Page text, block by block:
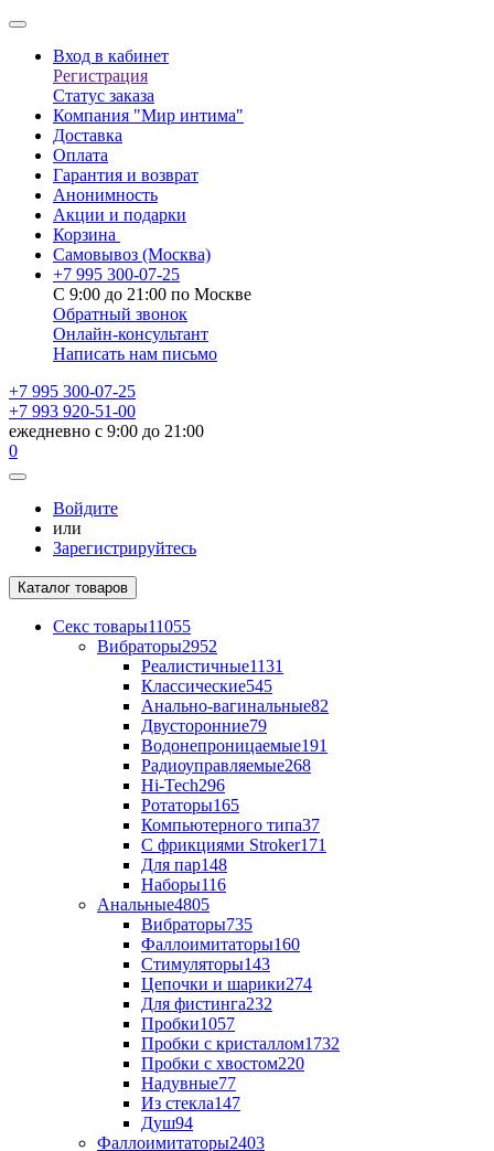
Вход в кабинет
Регистрация
Статус заказа
Компания "Мир интима"
Доставка
Оплата
Гарантия и возврат
Анонимность
Акции и подарки
Корзина
Самовывоз (Москва)
+7 995 300-07-25
С 9:00 до 21:00 по Москве
Обратный звонок
Онлайн-консультант
Написать нам письмо
+7 995 300-07-25
+7 993 920-51-00
ежедневно с 9:00 до 21:00
0
Войдите
или
Зарегистрируйтесь
Каталог товаров
Секс товары11055
Вибраторы2952
Реалистичные1131
Классические545
Анально-вагинальные82
Двусторонние79
Водонепроницаемые191
Радиоуправляемые268
Hi-Tech296
Ротаторы165
Компьютерного типа37
С фрикциями Stroker171
Для пар148
Наборы116
Анальные4805
Вибраторы735
Фаллоимитаторы160
Стимуляторы143
Цепочки и шарики274
Для фистинга232
Пробки1057
Пробки с кристаллом1732
Пробки с хвостом220
Надувные77
Из стекла147
Душ94
Фаллоимитаторы2403